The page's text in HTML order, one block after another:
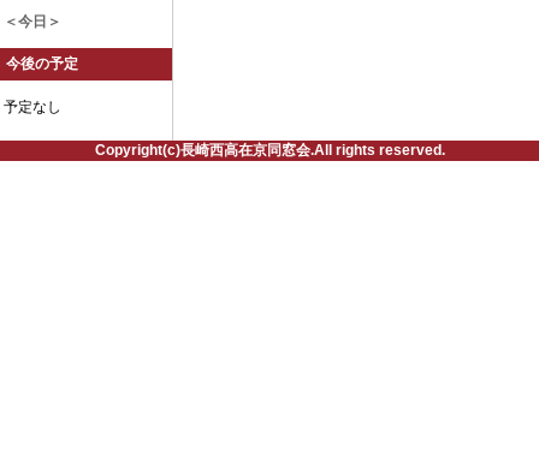
＜今日＞
今後の予定
予定なし
Copyright(c)長崎西高在京同窓会.All rights reserved.